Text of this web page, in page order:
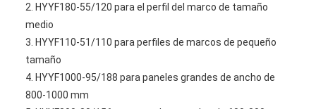
2. HYYF180-55/120 para el perfil del marco de tamaño
medio
3. HYYF110-51/110 para perfiles de marcos de pequeño
tamaño
4. HYYF1000-95/188 para paneles grandes de ancho de
800-1000 mm